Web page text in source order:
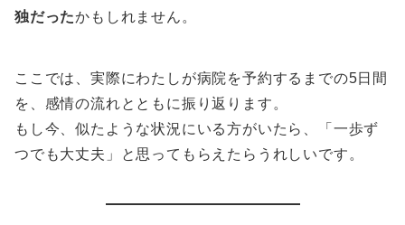
独だったかもしれません。
ここでは、実際にわたしが病院を予約するまでの5日間
を、感情の流れとともに振り返ります。
もし今、似たような状況にいる方がいたら、「一歩ず
つでも大丈夫」と思ってもらえたらうれしいです。